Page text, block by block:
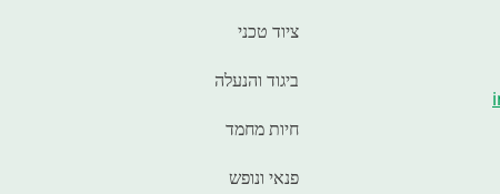
ציוד טכני
ביגוד והנעלה
חיות מחמד
פנאי ונופש